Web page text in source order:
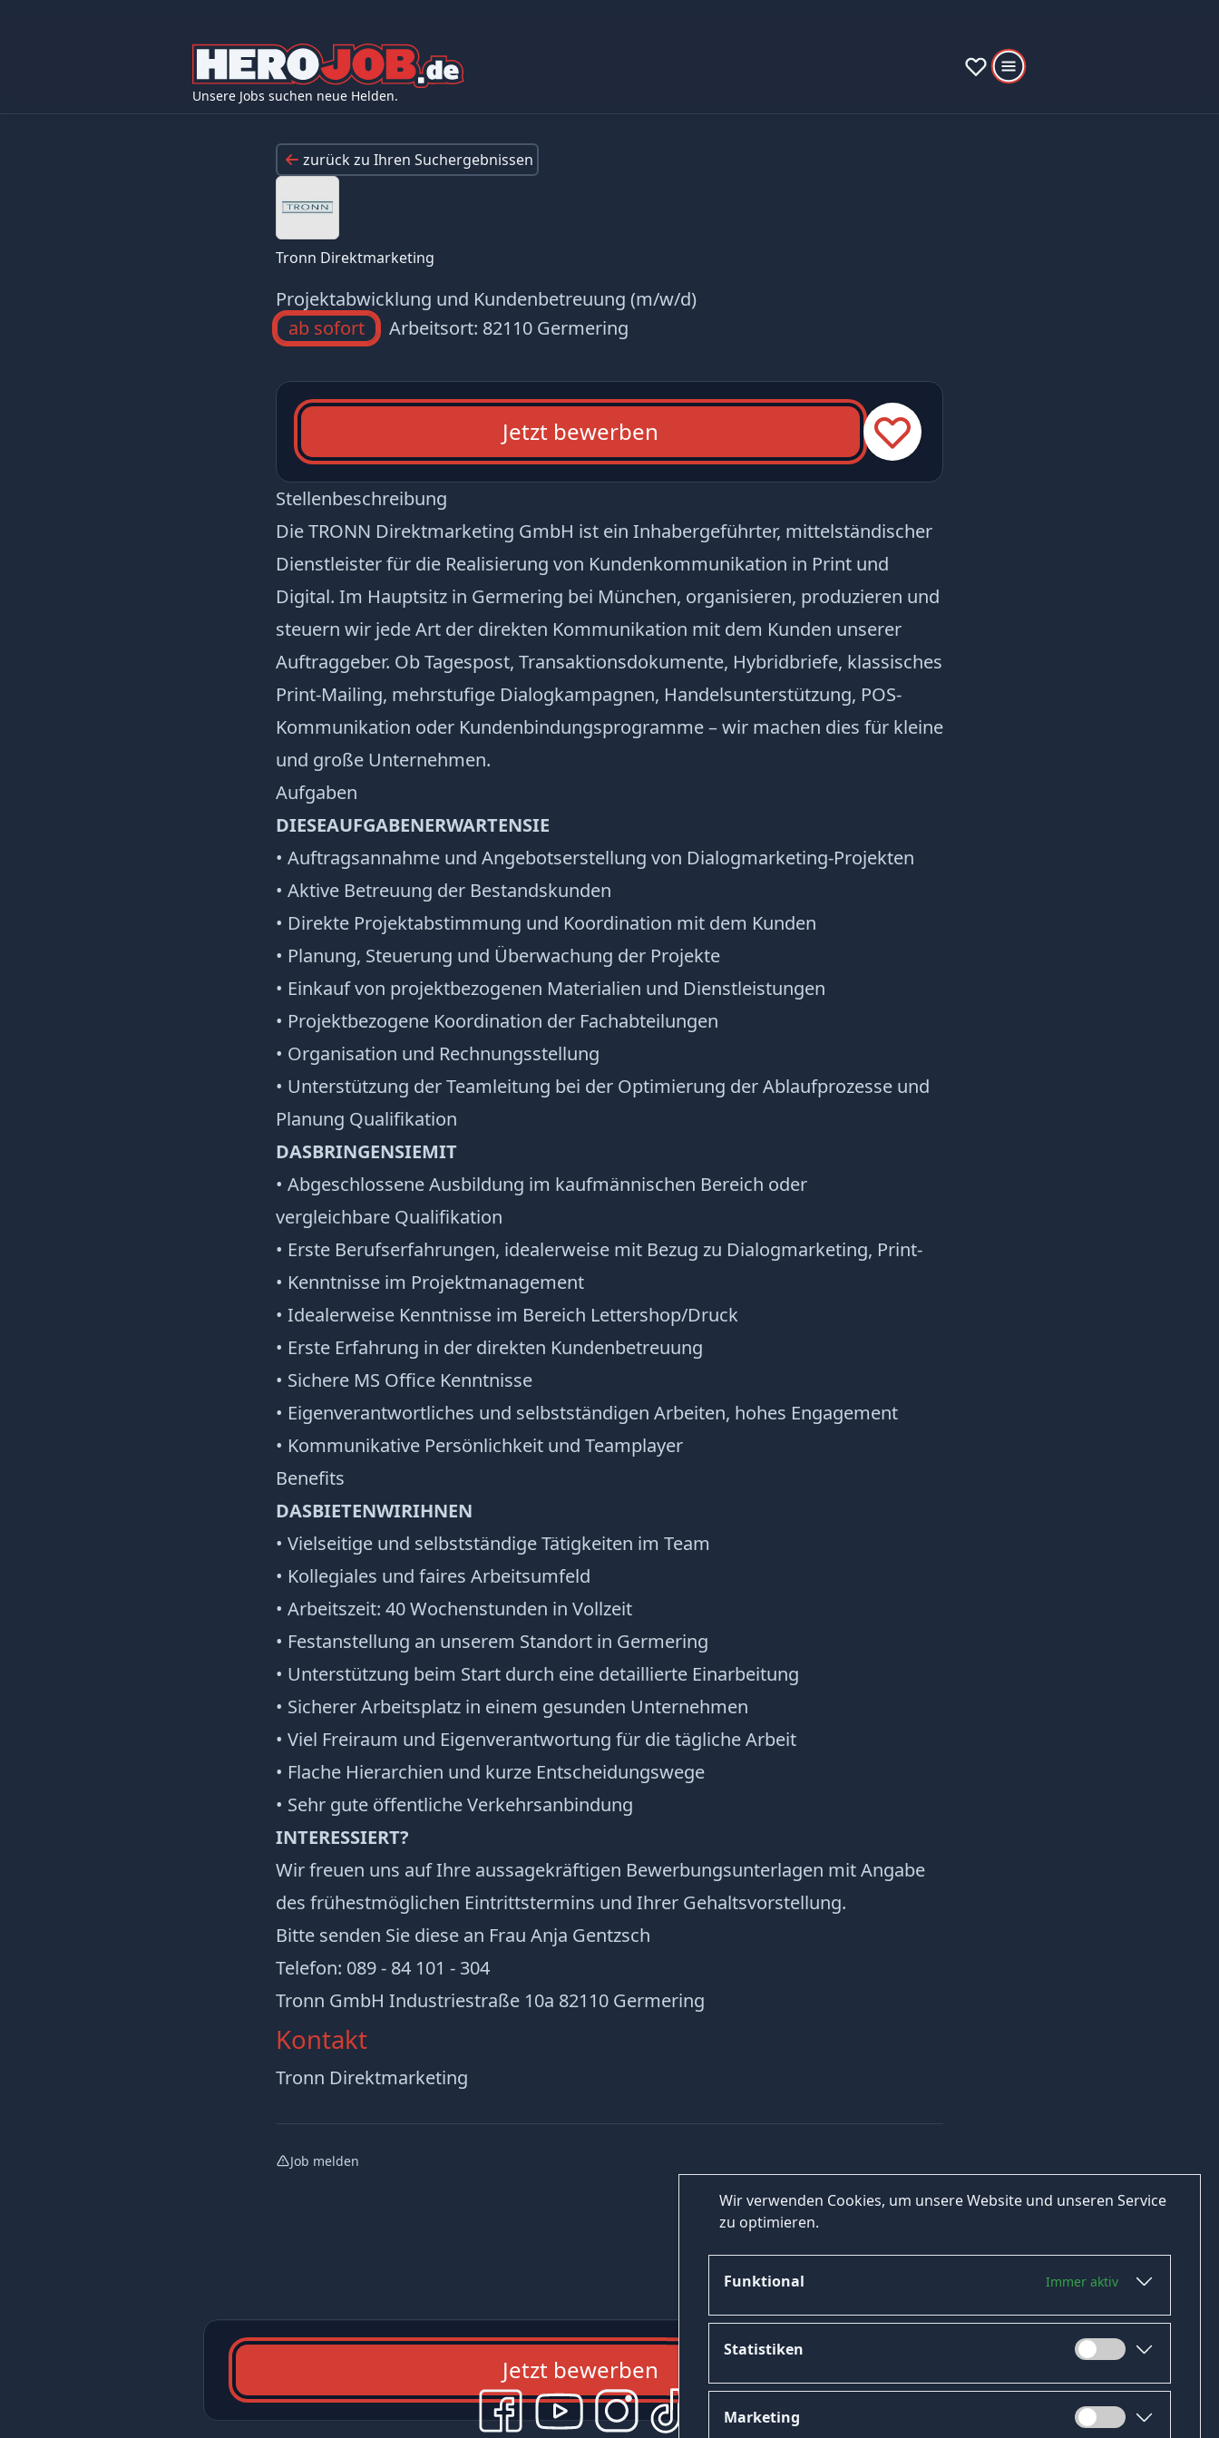
Wir verwenden Cookies, um unsere Website und unseren Service
zu optimieren.
Funktional Immer aktiv
Statistiken
Marketing
Unsere Jobs suchen neue Helden.
zurück zu Ihren Suchergebnissen
Tronn Direktmarketing
Projektabwicklung und Kundenbetreuung (m/w/d)
ab sofort
Arbeitsort: 82110 Germering
Jetzt bewerben
Stellenbeschreibung
Die TRONN Direktmarketing GmbH ist ein Inhabergeführter, mittelständischer
Dienstleister für die Realisierung von Kundenkommunikation in Print und
Digital. Im Hauptsitz in Germering bei München, organisieren, produzieren und
steuern wir jede Art der direkten Kommunikation mit dem Kunden unserer
Auftraggeber. Ob Tagespost, Transaktionsdokumente, Hybridbriefe, klassisches
Print-Mailing, mehrstufige Dialogkampagnen, Handelsunterstützung, POS-
Kommunikation oder Kundenbindungsprogramme – wir machen dies für kleine
und große Unternehmen.
Aufgaben
DIESEAUFGABENERWARTENSIE
• Auftragsannahme und Angebotserstellung von Dialogmarketing-Projekten
• Aktive Betreuung der Bestandskunden
• Direkte Projektabstimmung und Koordination mit dem Kunden
• Planung, Steuerung und Überwachung der Projekte
• Einkauf von projektbezogenen Materialien und Dienstleistungen
• Projektbezogene Koordination der Fachabteilungen
• Organisation und Rechnungsstellung
• Unterstützung der Teamleitung bei der Optimierung der Ablaufprozesse und
Planung Qualifikation
DASBRINGENSIEMIT
• Abgeschlossene Ausbildung im kaufmännischen Bereich oder
vergleichbare Qualifikation
• Erste Berufserfahrungen, idealerweise mit Bezug zu Dialogmarketing, Print-
• Kenntnisse im Projektmanagement
• Idealerweise Kenntnisse im Bereich Lettershop/Druck
• Erste Erfahrung in der direkten Kundenbetreuung
• Sichere MS Office Kenntnisse
• Eigenverantwortliches und selbstständigen Arbeiten, hohes Engagement
• Kommunikative Persönlichkeit und Teamplayer
Benefits
DASBIETENWIRIHNEN
• Vielseitige und selbstständige Tätigkeiten im Team
• Kollegiales und faires Arbeitsumfeld
• Arbeitszeit: 40 Wochenstunden in Vollzeit
• Festanstellung an unserem Standort in Germering
• Unterstützung beim Start durch eine detaillierte Einarbeitung
• Sicherer Arbeitsplatz in einem gesunden Unternehmen
• Viel Freiraum und Eigenverantwortung für die tägliche Arbeit
• Flache Hierarchien und kurze Entscheidungswege
• Sehr gute öffentliche Verkehrsanbindung
INTERESSIERT?
Wir freuen uns auf Ihre aussagekräftigen Bewerbungsunterlagen mit Angabe
des frühestmöglichen Eintrittstermins und Ihrer Gehaltsvorstellung.
Bitte senden Sie diese an Frau Anja Gentzsch
Telefon: 089 - 84 101 - 304
Tronn GmbH Industriestraße 10a 82110 Germering
Kontakt
Tronn Direktmarketing
Job melden
Jetzt bewerben